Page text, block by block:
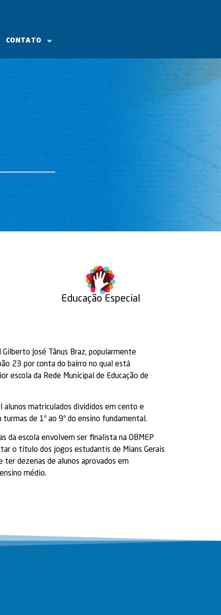
CONTATO
Educação Especial
Gilberto José Tânus Braz, popularmente
23 por conta do bairro no qual está
escola da Rede Municipal de Educação de
alunos matriculados divididos em cento e
de 1º ao 9º do ensino fundamental.
da escola envolvem ser finalista na OBMEP
o título dos jogos estudantis de Mians Gerais
ter dezenas de alunos aprovados em
médio.